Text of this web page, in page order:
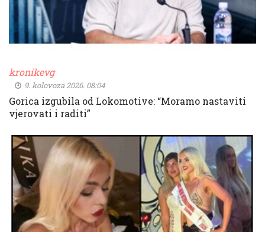
kronikevg
9. kolovoza 2026. 08:04
Gorica izgubila od Lokomotive: “Moramo nastaviti
vjerovati i raditi”